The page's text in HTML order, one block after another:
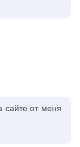
сайте от меня